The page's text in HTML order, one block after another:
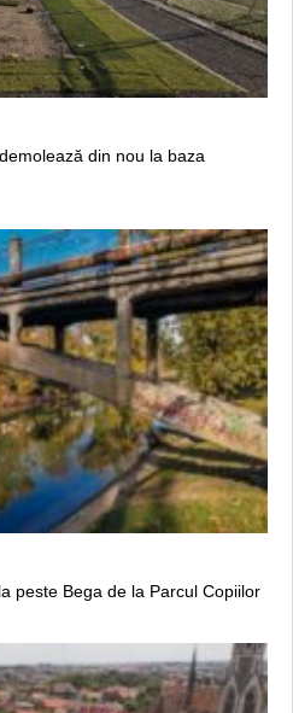
din nou la baza
peste Bega de la Parcul Copiilor